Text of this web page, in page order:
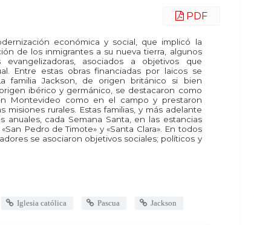
PDF
económica y social, que implicó la
de los inmigrantes a su nueva tierra, algunos
asociados a objetivos que
Entre estas obras financiadas por laicos se
familia Jackson, de origen británico si bien
ibérico y germánico, se destacaron como
Montevideo como en el campo y prestaron
rurales. Estas familias, y más adelante
anuales, cada Semana Santa, en las estancias
Pedro de Timote» y «Santa Clara». En todos
se asociaron objetivos sociales; políticos y
Iglesia católica Pascua Jackson